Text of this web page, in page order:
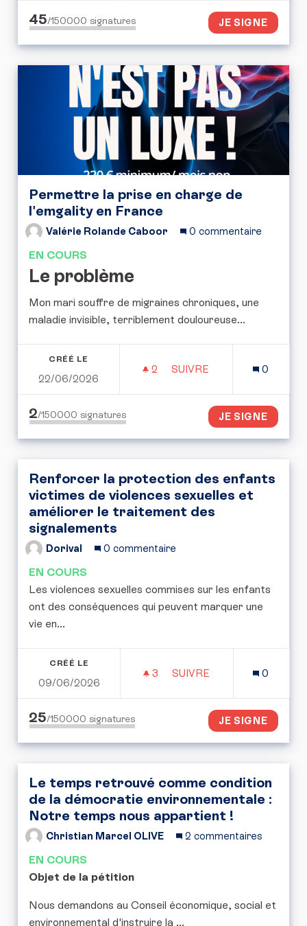
45/150000 signatures JE SIGNE
Permettre la prise en charge de
l'emgality en France
Valérie Rolande Caboor 0 commentaire
EN COURS
Le problème
Mon mari souffre de migraines chroniques, une
maladie invisible, terriblement douloureuse...
CRÉÉ LE
22/06/2026
2 2 ABONNÉS
SUIVRE
0
2/150000 signatures JE SIGNE
Renforcer la protection des enfants
victimes de violences sexuelles et
améliorer le traitement des
signalements
Dorival 0 commentaire
EN COURS
Les violences sexuelles commises sur les enfants
ont des conséquences qui peuvent marquer une
vie en...
CRÉÉ LE
09/06/2026
3 3 ABONNÉS
SUIVRE
0
25/150000 signatures JE SIGNE
Le temps retrouvé comme condition
de la démocratie environnementale :
Notre temps nous appartient !
Christian Marcel OLIVE 2 commentaires
EN COURS
Objet de la pétition
Nous demandons au Conseil économique, social et
environnemental d'instruire la ...